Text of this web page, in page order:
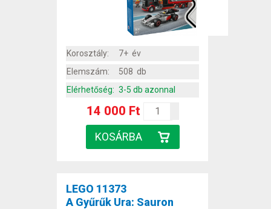
Korosztály:
7+ év
Elemszám:
508 db
Elérhetőség: 3-5 db azonnal
14 000 Ft
LEGO 11373
A Gyűrűk Ura: Sauron